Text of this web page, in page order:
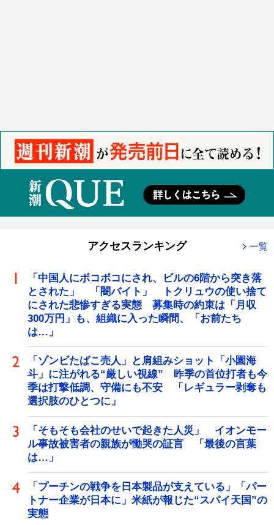
アクセスランキング 一覧
「中国人にボコボコにされ、ビルの6階から突き落
とされた」 「闇バイト」 トクリュウの使い捨て
にされた悲惨すぎる実態 募集時の約束は「月収
300万円」も、組織に入った瞬間、「お前たち
は…」
「ゾンビたばこ売人」と肩組みショット「小園海
斗」に注がれる“厳しい視線” 昨季の首位打者も今
季は打撃低調、守備にも不安 「レギュラー剥奪も
選択肢のひとつに」
「そもそも会社のせいで起きた人災」 イオンモー
ル事故被害者の親族が慟哭の証言 「最後の言葉
は…」
「プーチンの戦争を日本製品が支えている」「パー
トナー企業が日本に」米紙が報じた“スパイ天国”の
実態